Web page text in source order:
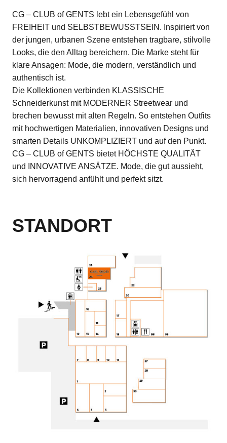
CG – CLUB of GENTS lebt ein Lebensgefühl von
FREIHEIT und SELBSTBEWUSSTSEIN. Inspiriert von
der jungen, urbanen Szene entstehen tragbare, stilvolle
Looks, die den Alltag bereichern. Die Marke steht für
klare Ansagen: Mode, die modern, verständlich und
authentisch ist.
Die Kollektionen verbinden KLASSISCHE
Schneiderkunst mit MODERNER Streetwear und
brechen bewusst mit alten Regeln. So entstehen Outfits
mit hochwertigen Materialien, innovativen Designs und
smarten Details UNKOMPLIZIERT und auf den Punkt.
CG – CLUB of GENTS bietet HÖCHSTE QUALITÄT
und INNOVATIVE ANSÄTZE. Mode, die gut aussieht,
sich hervorragend anfühlt und perfekt sitzt.
STANDORT